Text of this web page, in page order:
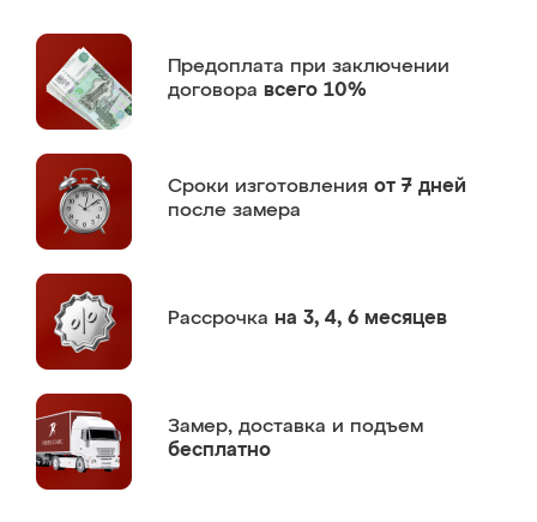
Предоплата при заключении
договора всего 10%
Сроки изготовления от 7 дней
после замера
Рассрочка на 3, 4, 6 месяцев
Замер, доставка и подъем
бесплатно